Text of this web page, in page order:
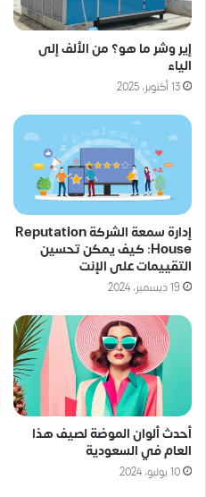
إير وشر ما هو؟ من الألف إلى
الياء
13 أكتوبر، 2025
إدارة سمعة الشركة Reputation
House: كيف يمكن تحسين
التقييمات على الإنت
19 ديسمبر، 2024
أحدث ألوان الموضة لصيف هذا
العام في السعودية
10 يوليو، 2024